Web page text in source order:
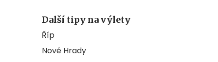
Další tipy na výlety
Říp
Nové Hrady